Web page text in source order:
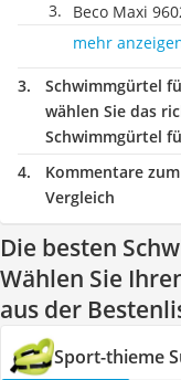
Beco Maxi
mehr
Schwimmgürtel
wählen Sie das
Schwimmgürtel
Kommentare
Vergleich
Die besten
Wählen Sie
aus der
Sport-thieme